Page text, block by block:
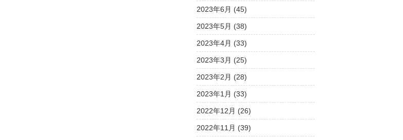
2023年6月 (45)
2023年5月 (38)
2023年4月 (33)
2023年3月 (25)
2023年2月 (28)
2023年1月 (33)
2022年12月 (26)
2022年11月 (39)